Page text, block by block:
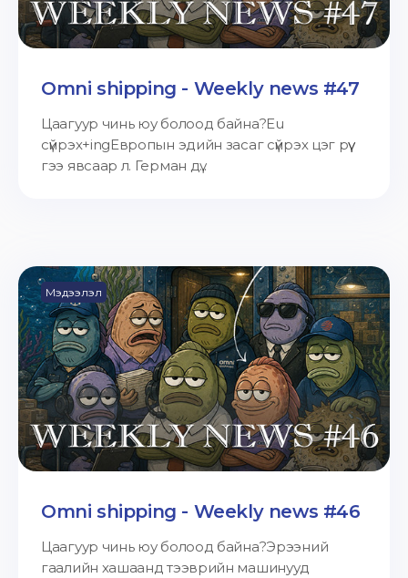
Omni shipping - Weekly news #47
Цаагуур чинь юу болоод байна?Eu
сүйрэх+ingЕвропын эдийн засаг сүйрэх цэг рүү
гээ явсаар л. Герман дү...
Мэдээлэл
Omni shipping - Weekly news #46
Цаагуур чинь юу болоод байна?Эрээний
гаалийн хашаанд тээврийн машинууд